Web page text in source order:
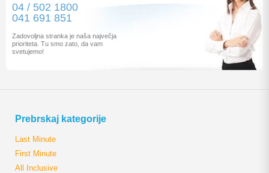
04 / 502 1800
041 691 851
Zadovoljna stranka je naša največja
prioriteta. Tu smo zato, da vam
svetujemo!
Prebrskaj kategorije
Last Minute
First Minute
All Inclusive